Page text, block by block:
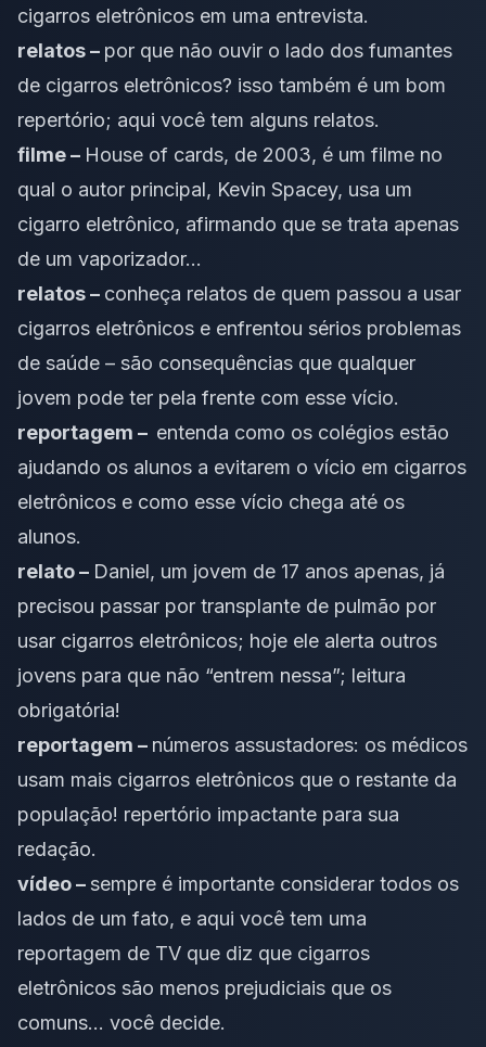
cigarros eletrônicos em uma entrevista.
relatos – por que não ouvir o lado dos fumantes
de cigarros eletrônicos? isso também é um bom
repertório; aqui você tem alguns relatos.
filme – House of cards, de 2003, é um filme no
qual o autor principal, Kevin Spacey, usa um
cigarro eletrônico, afirmando que se trata apenas
de um vaporizador…
relatos – conheça relatos de quem passou a usar
cigarros eletrônicos e enfrentou sérios problemas
de saúde – são consequências que qualquer
jovem pode ter pela frente com esse vício.
reportagem – entenda como os colégios estão
ajudando os alunos a evitarem o vício em cigarros
eletrônicos e como esse vício chega até os
alunos.
relato – Daniel, um jovem de 17 anos apenas, já
precisou passar por transplante de pulmão por
usar cigarros eletrônicos; hoje ele alerta outros
jovens para que não “entrem nessa”; leitura
obrigatória!
reportagem – números assustadores: os médicos
usam mais cigarros eletrônicos que o restante da
população! repertório impactante para sua
redação.
vídeo – sempre é importante considerar todos os
lados de um fato, e aqui você tem uma
reportagem de TV que diz que cigarros
eletrônicos são menos prejudiciais que os
comuns… você decide.